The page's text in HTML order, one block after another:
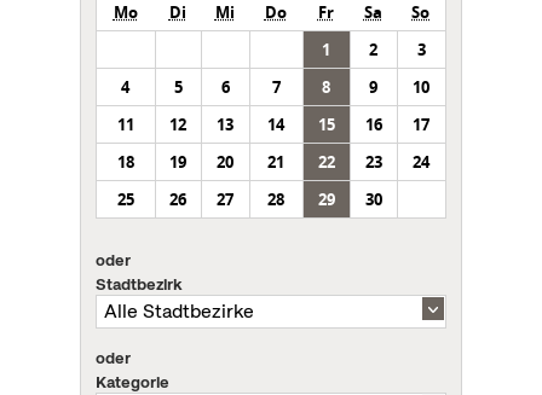
Mo Di Mi Do Fr Sa
So
1
2
3
4
5 6 7 8 9
10
11
12 13 14 15 16
17
18
19 20 21 22 23
24
25
26 27 28 29 30
oder
Stadtbezirk
oder
Kategorie